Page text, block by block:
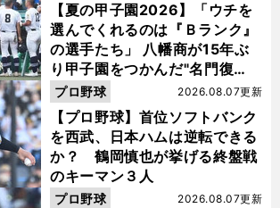
【夏の甲子園2026】「ウチを
選んでくれるのは『Ｂランク』
の選手たち」 八幡商が15年ぶ
り甲子園をつかんだ"名門復
活"の舞台裏
【プロ野球】首位ソフトバンク
を西武、日本ハムは逆転できる
か？ 鶴岡慎也が挙げる終盤戦
のキーマン３人
2026.08.07更新
プロ野球
2026.08.07更新
プロ野球